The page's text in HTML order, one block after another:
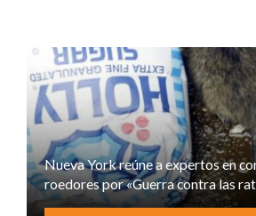
Nueva York reúne a expertos en
roedores por «Guerra contra las